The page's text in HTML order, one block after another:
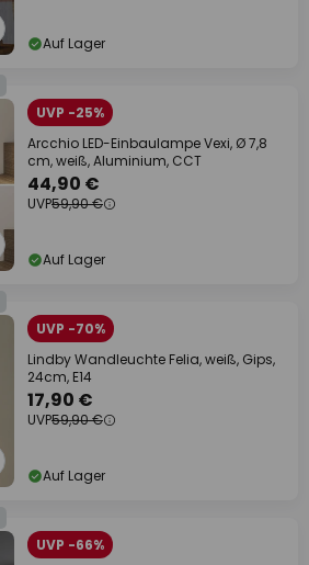
Auf Lager
UVP -25%
Arcchio LED-Einbaulampe Vexi, Ø 7,8
cm, weiß, Aluminium, CCT
44,90 €
UVP59,90 €
Auf Lager
UVP -70%
Lindby Wandleuchte Felia, weiß, Gips,
24cm, E14
17,90 €
UVP59,90 €
Auf Lager
UVP -66%